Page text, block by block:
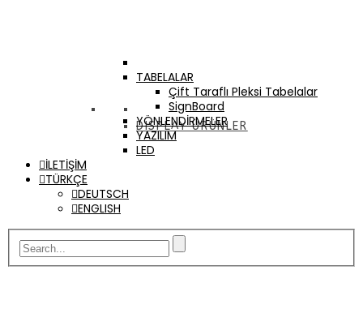
DISPLAY ÜRÜNLER
TABELALAR
Çift Taraflı Pleksi Tabelalar
SignBoard
YÖNLENDİRMELER
YAZILIM
LED
İLETİŞİM
TÜRKÇE
DEUTSCH
ENGLISH